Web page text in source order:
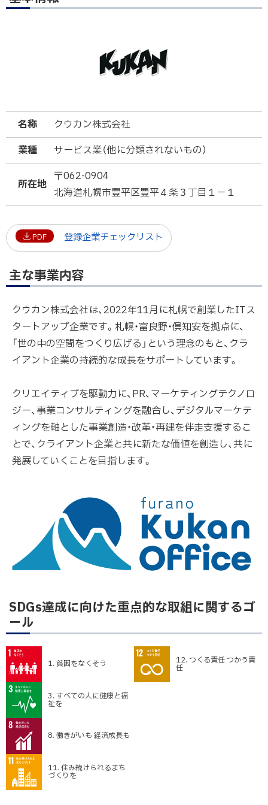
名称
クウカン株式会社
業種
サービス業（他に分類されないもの）
所在地
〒062-0904
北海道札幌市豊平区豊平４条３丁目１−１
PDF 登録企業チェックリスト
主な事業内容
クウカン株式会社は、2022年11月に札幌で創業したITス
タートアップ企業です。札幌・富良野・倶知安を拠点に、
「世の中の空間をつくり広げる」という理念のもと、クラ
イアント企業の持続的な成長をサポートしています。
クリエイティブを駆動力に、PR、マーケティングテクノロ
ジー、事業コンサルティングを融合し、デジタルマーケテ
ィングを軸とした事業創造・改革・再建を伴走支援するこ
とで、クライアント企業と共に新たな価値を創造し、共に
発展していくことを目指します。
SDGs達成に向けた重点的な取組に関するゴ
ール
1. 貧困をなくそう
3. すべての人に健康と福
祉を
8. 働きがいも 経済成長も
11. 住み続けられるまち
づくりを
12. つくる責任 つかう責
任